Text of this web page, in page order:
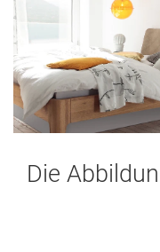
Die